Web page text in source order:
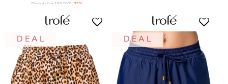
Oprindeligt 199 DKK -33%
D E A L D E A L